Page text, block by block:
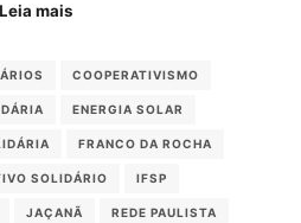
Leia mais
COOPERATIVISMO
ENERGIA SOLAR
FRANCO DA ROCHA
SOLIDÁRIO IFSP
JAÇANÃ REDE PAULISTA